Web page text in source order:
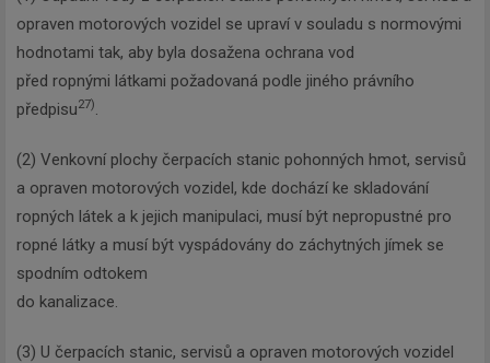
opraven motorových vozidel se upraví v souladu s normovými
hodnotami tak, aby byla dosažena ochrana vod
před ropnými látkami požadovaná podle jiného právního
předpisu27).
(2) Venkovní plochy čerpacích stanic pohonných hmot, servisů
a opraven motorových vozidel, kde dochází ke skladování
ropných látek a k jejich manipulaci, musí být nepropustné pro
ropné látky a musí být vyspádovány do záchytných jímek se
spodním odtokem
do kanalizace.
(3) U čerpacích stanic, servisů a opraven motorových vozidel